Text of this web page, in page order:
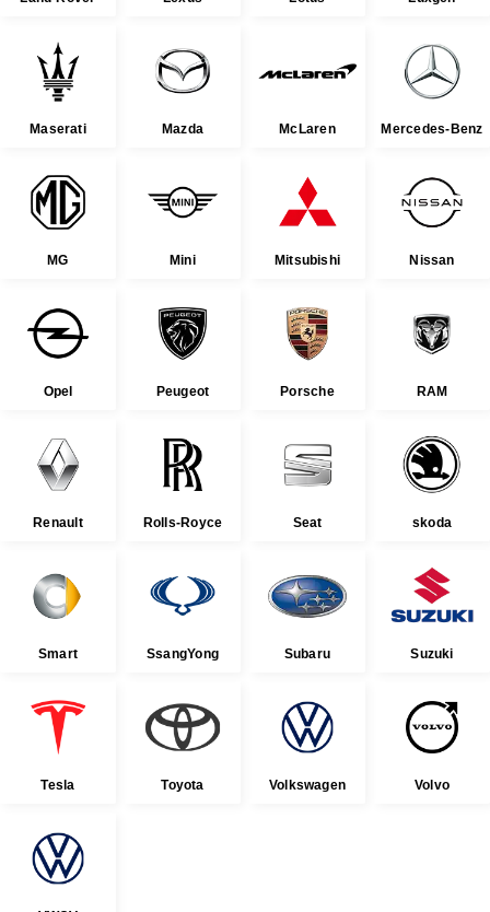
Maserati Mazda McLaren Mercedes-Benz
MG Mini Mitsubishi Nissan
Opel Peugeot Porsche RAM
Renault Rolls-Royce Seat skoda
Smart SsangYong Subaru Suzuki
Tesla Toyota Volkswagen Volvo